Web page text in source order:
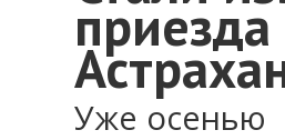
Уже осенью